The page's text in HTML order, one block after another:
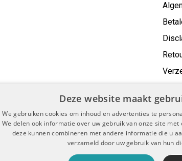
Algemene voorwaarden Disclaimer & Privacy
Deze website maakt
We gebruiken cookies om inhoud en advertenties te
We delen ook informatie over uw gebruik van onze site
deze kunnen combineren met andere informatie die u
verzameld door uw gebruik van hun